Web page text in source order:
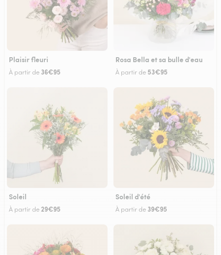
Plaisir fleuri
À partir de 36€95
Rosa Bella et sa bulle d'eau
À partir de 53€95
Soleil
À partir de29€95
Soleil d'été
À partir de 39€95